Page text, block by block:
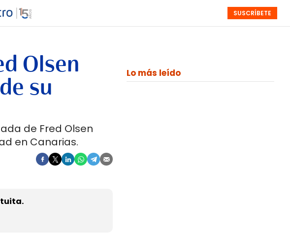
PROTAGONISTAS
SEMANALES
MONOGRÁFICOS EVENTOS
SUSCRÍBETE
Olsen
su
de Fred Olsen
en Canarias.
Lo más leído